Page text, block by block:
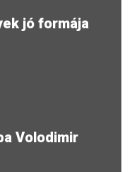
jó formája
Volodimir